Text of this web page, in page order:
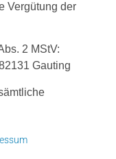
Vergütung der
2 MStV:
Gauting